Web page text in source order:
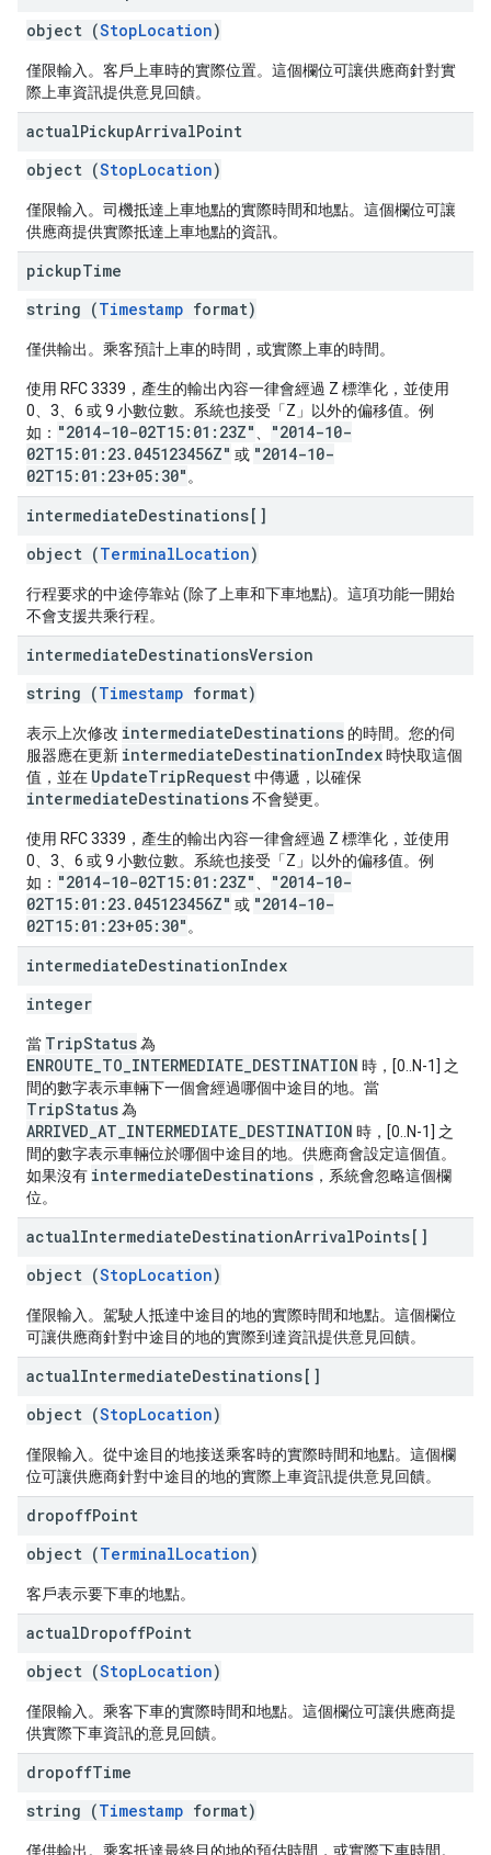
object (StopLocation)
僅限輸入。客戶上車時的實際位置。這個欄位可讓供應商針對實
際上車資訊提供意見回饋。
actualPickupArrivalPoint
object (StopLocation)
僅限輸入。司機抵達上車地點的實際時間和地點。這個欄位可讓
供應商提供實際抵達上車地點的資訊。
pickupTime
string (Timestamp format)
僅供輸出。乘客預計上車的時間，或實際上車的時間。
使用 RFC 3339，產生的輸出內容一律會經過 Z 標準化，並使用
0、3、6 或 9 小數位數。系統也接受「Z」以外的偏移值。例
如： "2014-10-02T15:01:23Z"
"2014-10-
02T15:01:23.045123456Z" 或 "2014-10-
02T15:01:23+05:30" 。
intermediateDestinations[]
object (TerminalLocation)
行程要求的中途停靠站 (除了上車和下車地點)。這項功能一開始
不會支援共乘行程。
intermediateDestinationsVersion
string (Timestamp format)
表示上次修改 intermediateDestinations 的時間。您的伺
服器應在更新 intermediateDestinationIndex時快取這個
值，並在 UpdateTripRequest中傳遞，以確保
intermediateDestinations不會變更。
使用 RFC 3339，產生的輸出內容一律會經過 Z 標準化，並使用
0、3、6 或 9 小數位數。系統也接受「Z」以外的偏移值。例
如： "2014-10-02T15:01:23Z"
"2014-10-
02T15:01:23.045123456Z" 或 "2014-10-
02T15:01:23+05:30" 。
intermediateDestinationIndex
integer
當 TripStatus為
ENROUTE_TO_INTERMEDIATE_DESTINATION 時，[0..N-1] 之
間的數字表示車輛下一個會經過哪個中途目的地。當
TripStatus為
ARRIVED_AT_INTERMEDIATE_DESTINATION 時，[0..N-1] 之
間的數字表示車輛位於哪個中途目的地。供應商會設定這個值。
如果沒有 intermediateDestinations ，系統會忽略這個欄
位。
actualIntermediateDestinationArrivalPoints[]
object (StopLocation)
僅限輸入。駕駛人抵達中途目的地的實際時間和地點。這個欄位
可讓供應商針對中途目的地的實際到達資訊提供意見回饋。
actualIntermediateDestinations[]
object (StopLocation)
僅限輸入。從中途目的地接送乘客時的實際時間和地點。這個欄
位可讓供應商針對中途目的地的實際上車資訊提供意見回饋。
dropoffPoint
object (TerminalLocation)
客戶表示要下車的地點。
actualDropoffPoint
object (StopLocation)
僅限輸入。乘客下車的實際時間和地點。這個欄位可讓供應商提
供實際下車資訊的意見回饋。
dropoffTime
string (Timestamp format)
僅供輸出。乘客抵達最終目的地的預估時間，或實際下車時間。